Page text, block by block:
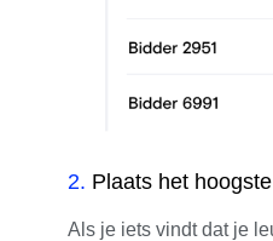
2. Plaats het
Als je iets vindt dat je